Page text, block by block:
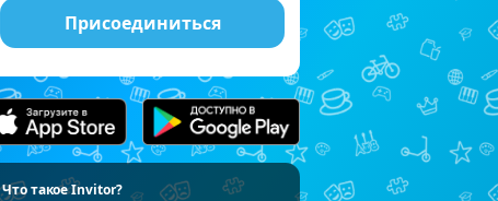
Присоединиться
Что такое Invitor?